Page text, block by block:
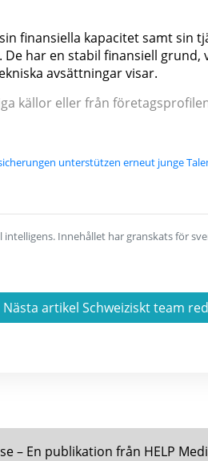
finansiella kapacitet samt sin
har en stabil finansiell grund,
avsättningar visar.
källor eller från
unterstützen erneut junge
Innehållet har granskats för
Nästa artikel Schweiziskt team
– En publikation från HELP